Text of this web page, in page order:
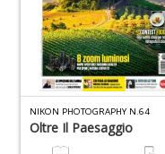
NIKON PHOTOGRAPHY N.64
Oltre Il Paesaggio